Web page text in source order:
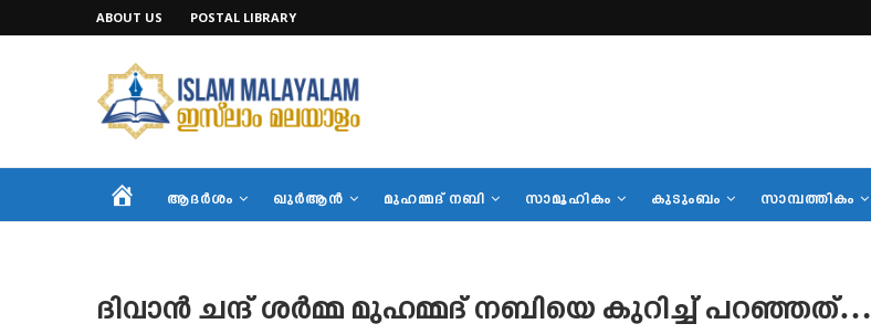
ABOUT US POSTAL LIBRARY
HOMEആദര്‍ശം ഖുര്‍ആന്‍ മുഹമ്മദ് നബി സാമൂഹികം കുടുംബം സാമ്പത്തികം
ദിവാൻ ചന്ദ് ശർമ്മ മുഹമ്മദ് നബിയെ കുറിച്ച് പറഞ്ഞത്…